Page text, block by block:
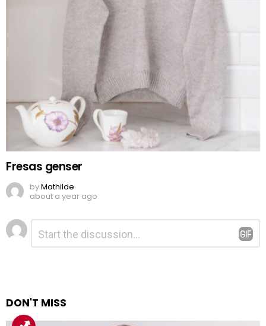
Fresas genser
byMathilde
about a year ago
Legg
igjen
Kommentar
DON'T MISS